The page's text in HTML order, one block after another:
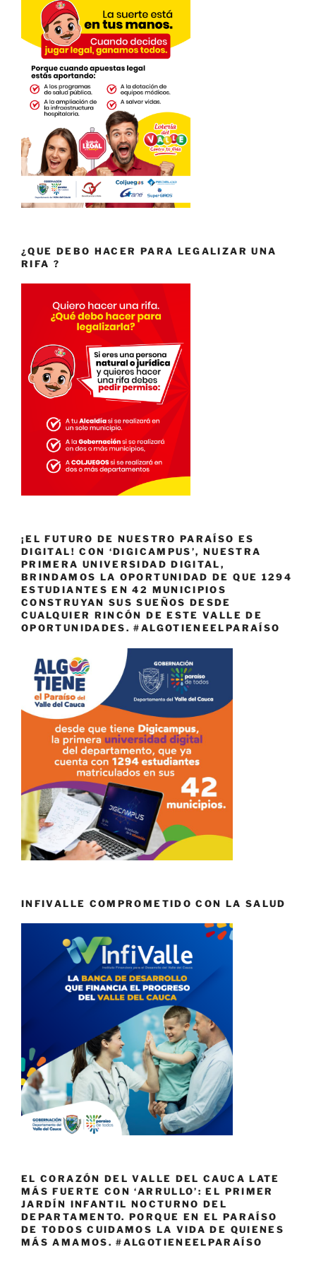
¿QUE DEBO HACER PARA LEGALIZAR UNA
RIFA ?
¡EL FUTURO DE NUESTRO PARAÍSO ES
DIGITAL! CON ‘DIGICAMPUS’, NUESTRA
PRIMERA UNIVERSIDAD DIGITAL,
BRINDAMOS LA OPORTUNIDAD DE QUE 1294
ESTUDIANTES EN 42 MUNICIPIOS
CONSTRUYAN SUS SUEÑOS DESDE
CUALQUIER RINCÓN DE ESTE VALLE DE
OPORTUNIDADES. #ALGOTIENEELPARAÍSO
INFIVALLE COMPROMETIDO CON LA SALUD
EL CORAZÓN DEL VALLE DEL CAUCA LATE
MÁS FUERTE CON ‘ARRULLO’: EL PRIMER
JARDÍN INFANTIL NOCTURNO DEL
DEPARTAMENTO. PORQUE EN EL PARAÍSO
DE TODOS CUIDAMOS LA VIDA DE QUIENES
MÁS AMAMOS. #ALGOTIENEELPARAÍSO